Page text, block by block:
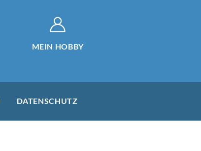
MEIN HOBBY
DATENSCHUTZ